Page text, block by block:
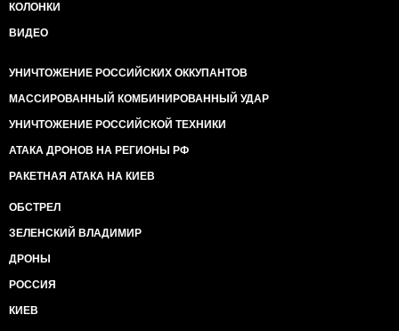
КОЛОНКИ
ВИДЕО
УНИЧТОЖЕНИЕ РОССИЙСКИХ ОККУПАНТОВ
МАССИРОВАННЫЙ КОМБИНИРОВАННЫЙ УДАР
УНИЧТОЖЕНИЕ РОССИЙСКОЙ ТЕХНИКИ
АТАКА ДРОНОВ НА РЕГИОНЫ РФ
РАКЕТНАЯ АТАКА НА КИЕВ
ОБСТРЕЛ
ЗЕЛЕНСКИЙ ВЛАДИМИР
ДРОНЫ
РОССИЯ
КИЕВ